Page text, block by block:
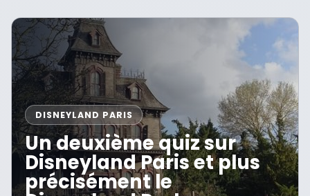
DISNEYLAND PARIS
Un deuxième quiz sur
Disneyland Paris et plus
précisément le